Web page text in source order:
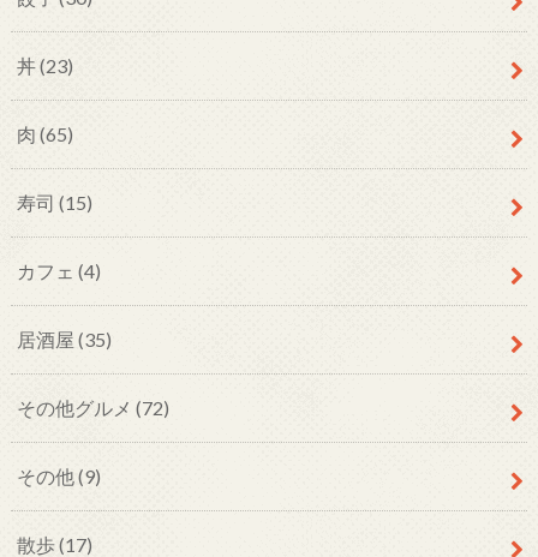
丼(23)
肉 (65)
寿司 (15)
カフェ (4)
居酒屋 (35)
その他グルメ (72)
その他(9)
散歩(17)